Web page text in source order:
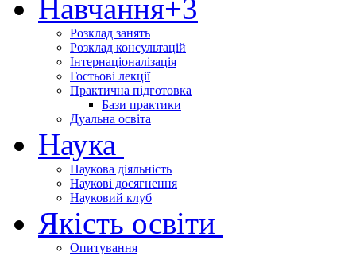
Навчання+3
Розклад занять
Розклад консультацій
Інтернаціоналізація
Гостьові лекції
Практична підготовка
Бази практики
Дуальна освіта
Наука
Наукова діяльність
Наукові досягнення
Науковий клуб
Якість освіти
Опитування